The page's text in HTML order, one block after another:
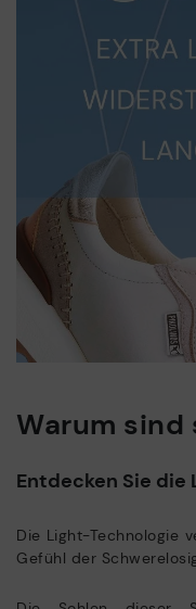
Warum sind
Entdecken Sie die
Die Light-Technologie
Gefühl der